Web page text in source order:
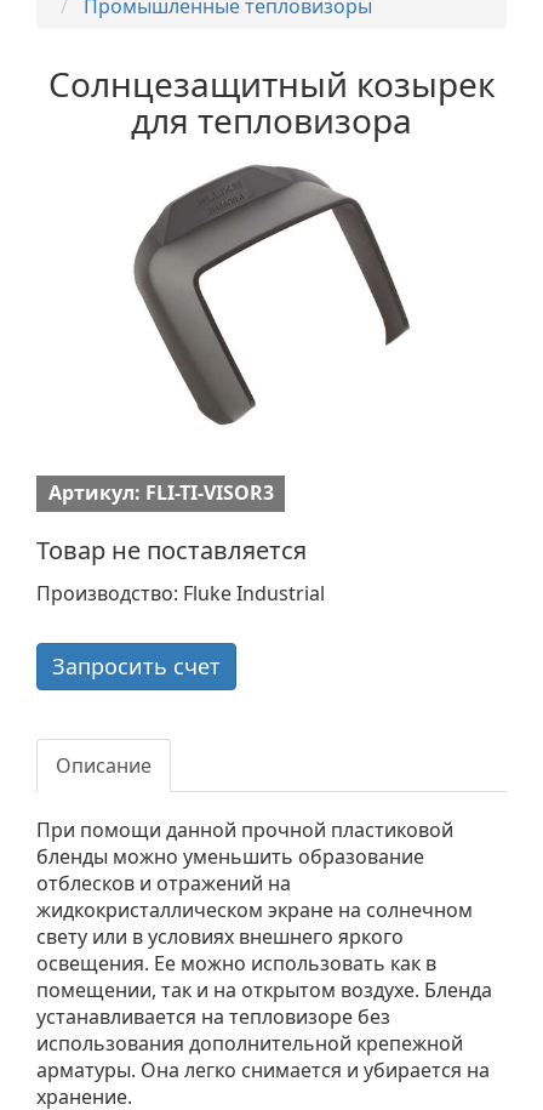
Промышленные тепловизоры
Солнцезащитный козырек
для тепловизора
Артикул: FLI-TI-VISOR3
Товар не поставляется
Производство: Fluke Industrial
Запросить счет
Описание
При помощи данной прочной пластиковой
бленды можно уменьшить образование
отблесков и отражений на
жидкокристаллическом экране на солнечном
свету или в условиях внешнего яркого
освещения. Ее можно использовать как в
помещении, так и на открытом воздухе. Бленда
устанавливается на тепловизоре без
использования дополнительной крепежной
арматуры. Она легко снимается и убирается на
хранение.